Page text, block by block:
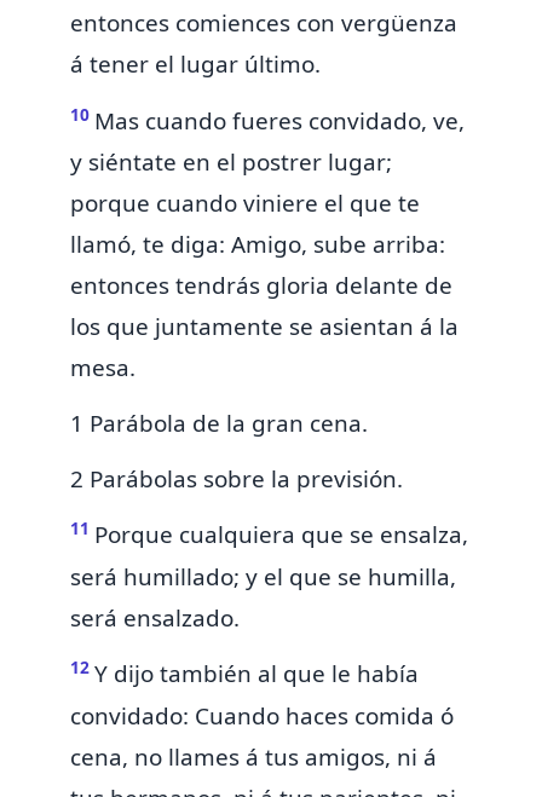
entonces comiences con vergüenza
á tener el lugar último.
10 Mas cuando fueres convidado, ve,
y siéntate en el postrer lugar;
porque cuando viniere el que te
llamó, te diga: Amigo, sube arriba:
entonces tendrás gloria delante de
los que juntamente se asientan á la
mesa.
1 Parábola de la gran cena.
2 Parábolas sobre la previsión.
11 Porque cualquiera que se ensalza,
será humillado; y el que se humilla,
será ensalzado.
12 Y dijo también al que le había
convidado: Cuando haces comida ó
cena, no llames á tus amigos, ni á